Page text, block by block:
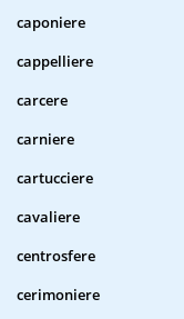
caponiere
cappelliere
carcere
carniere
cartucciere
cavaliere
centrosfere
cerimoniere